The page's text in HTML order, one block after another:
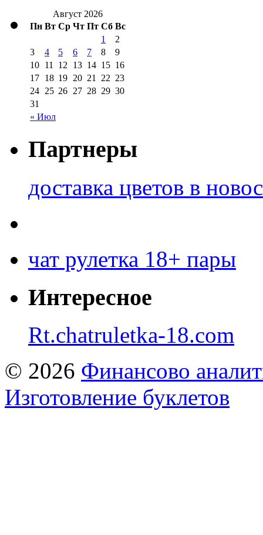
Август 2026
Пн Вт Ср Чт Пт Сб Вс
« Июл
1
2
3
4 5 6 7 8
9
10 11 12 13 14 15 16
17 18 19 20 21 22 23
24 25 26 27 28 29 30
31
Партнеры
доставка цветов в
чат рулетка 18+ пары
Интересное
Rt.chatruletka-18.com
© 2026 Финансово
Изготовление буклетов